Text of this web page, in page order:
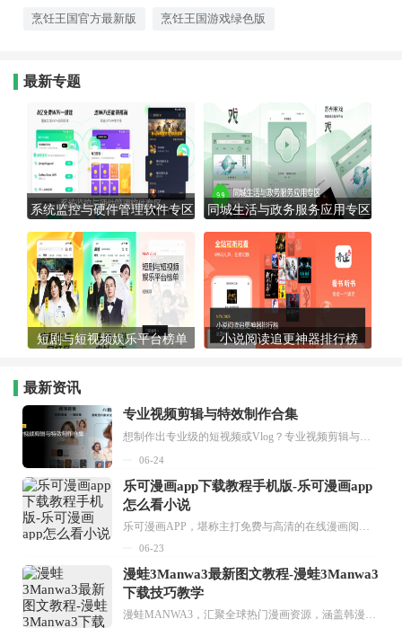
烹饪王国官方最新版 烹饪王国游戏绿色版
最新专题
系统监控与硬件管理软件专区 同城生活与政务服务应用专区
短剧与短视频娱乐平台榜单 小说阅读追更神器排行榜
最新资讯
专业视频剪辑与特效制作合集
想制作出专业级的短视频或Vlog？专业视频剪辑与特效制作大全专题为你提供了从剪辑、抠像到特效包装的全套解决方案。无论是添加炫酷的片头、进行精准的视频抠图，还是制...
06-24
乐可漫画app下载教程手机版-乐可漫画app
怎么看小说
乐可漫画APP，堪称主打免费与高清的在线漫画阅读神器。其官方版提供海量完整版漫画资源，无论是国内漫画，还是日漫、韩漫、台漫、美漫等国外漫画，应有尽有，随时供你阅读。只需轻点一下，便能直接进入阅读界面。不仅如此，乐可漫画最新版本更新速度极快，在这里，你总能抢先看到全网一手漫画章节内容！...
06-23
漫蛙3Manwa3最新图文教程-漫蛙3Manwa3
下载技巧教学
漫蛙MANWA3，汇聚全球热门漫画资源，涵盖韩漫、欧美漫画、国漫等多种类型，题材丰富多样，全方位满足用户阅读喜好。它不仅是阅读平台，更是创作平台，为广大用户打造零门槛创作环境。...